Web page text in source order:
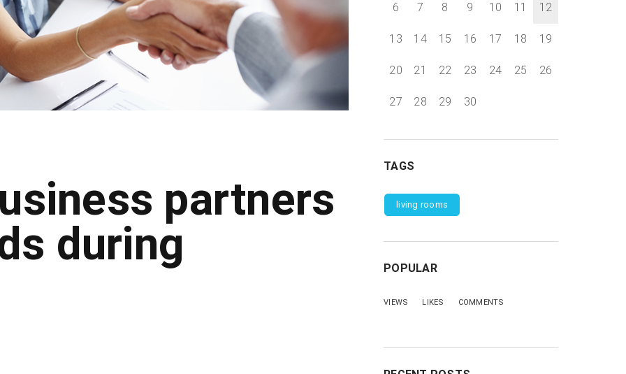
partners
during
6 7 8 9 10 11 12
13 14 15 16 17 18 19
20 21 22 23 24 25 26
27 28 29 30
TAGS
living rooms
POPULAR
VIEWS LIKES COMMENTS